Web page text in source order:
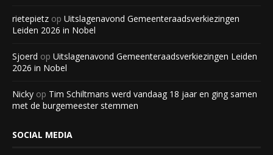
rietepietz op Uitslagenavond Gemeenteraadsverkiezingen
Leiden 2026 in Nobel
Sjoerd op Uitslagenavond Gemeenteraadsverkiezingen Leiden
2026 in Nobel
Nicky op Tim Schiltmans werd vandaag 18 jaar en ging samen
met de burgemeester stemmen
SOCIAL MEDIA